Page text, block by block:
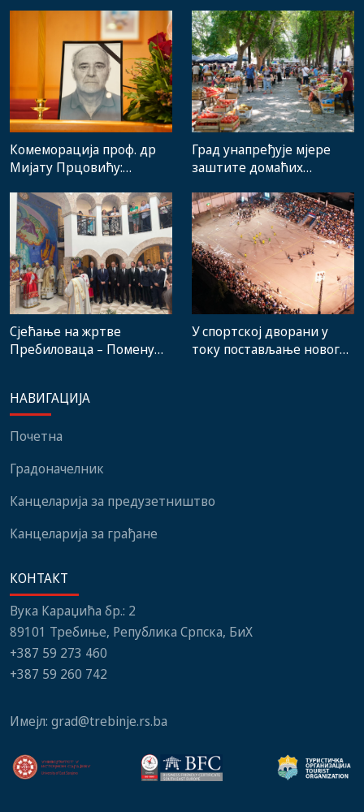
Комеморација проф. др
Мијату Прцовићу:
стручњака и човјека који
је Требиње носио у срцу
Град унапређује мјере
заштите домаћих
градске пијаце
Сјећање на жртве
Пребиловаца – Помену
институција, локалних
заједница и грађани
У спортској дворани у
току постављање новог
НАВИГАЦИЈА
Почетна
Градоначелник
Канцеларија за предузетништво
Канцеларија за грађане
КОНТАКТ
Вука Караџића бр.: 2
89101 Требиње, Република Српска, БиХ
+387 59 273 460
+387 59 260 742
Имејл: grad@trebinje.rs.ba